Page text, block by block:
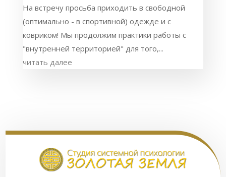
На встречу просьба приходить в свободной
(оптимально - в спортивной) одежде и с
ковриком! Мы продолжим практики работы с
"внутренней территорией" для того,...
читать далее